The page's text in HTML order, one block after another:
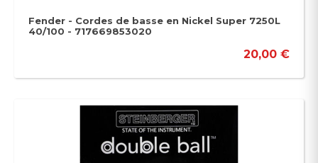
Fender - Cordes de basse en Nickel Super 7250L
40/100 - 717669853020
20,00 €